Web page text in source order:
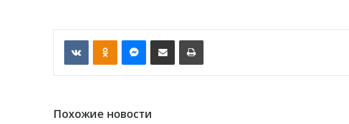
VKontakte
Похожие новости